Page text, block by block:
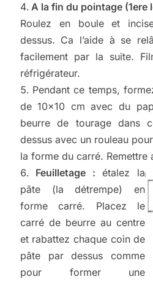
A la fin du pointage (1ere
Roulez en boule et
dessus. Ca l’aide à se
facilement par la suite.
réfrigérateur.
Pendant ce temps,
de 10×10 cm avec du
beurre de tourage dans
dessus avec un rouleau
la forme du carré. Remettre
Feuilletage : étalez la
pâte (la détrempe) en
forme carré. Placez le
carré de beurre au centre
et rabattez chaque coin de
pâte par dessus comme
pour former une